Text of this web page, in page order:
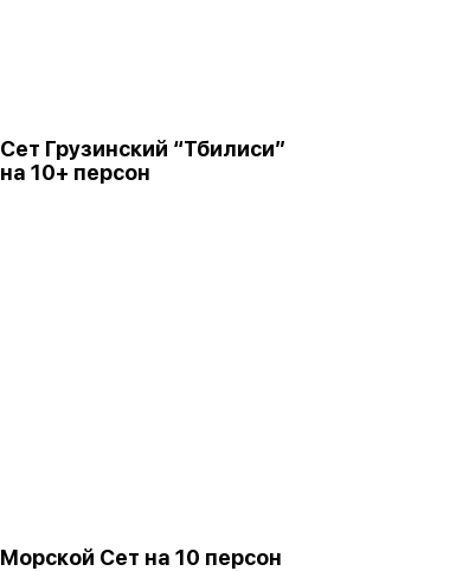
Сет Грузинский “Тбилиси”
на 10+ персон
Морской Сет на 10 персон